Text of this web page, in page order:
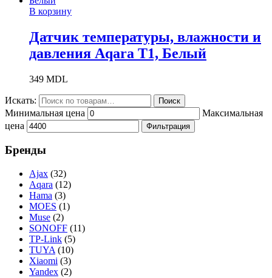
В корзину
Датчик температуры, влажности и
давления Aqara T1, Белый
349 MDL
Искать: Поиск
Минимальная цена
Максимальная
цена
Фильтрация
Бренды
Ajax (32)
Aqara (12)
Hama (3)
MOES (1)
Muse (2)
SONOFF (11)
TP-Link (5)
TUYA (10)
Xiaomi (3)
Yandex (2)